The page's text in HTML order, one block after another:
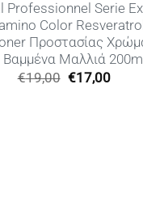
Professionnel Serie
Color Resveratrol
Προστασίας
Βαμμένα Μαλλιά 200ml
€19,00 Original
€17,00Η